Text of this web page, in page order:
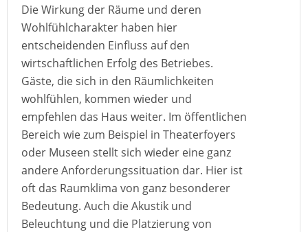
Die Wirkung der Räume und deren
Wohlfühlcharakter haben hier
entscheidenden Einfluss auf den
wirtschaftlichen Erfolg des Betriebes.
Gäste, die sich in den Räumlichkeiten
wohlfühlen, kommen wieder und
empfehlen das Haus weiter. Im öffentlichen
Bereich wie zum Beispiel in Theaterfoyers
oder Museen stellt sich wieder eine ganz
andere Anforderungssituation dar. Hier ist
oft das Raumklima von ganz besonderer
Bedeutung. Auch die Akustik und
Beleuchtung und die Platzierung von